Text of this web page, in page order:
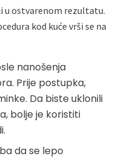
u ostvarenom rezultatu.
kod kuće vrši se na
nanošenja
Prije postupka,
Da biste uklonili
bolje je koristiti
da se lepo